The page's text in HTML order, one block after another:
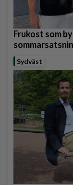
Frukost som
Sydväst